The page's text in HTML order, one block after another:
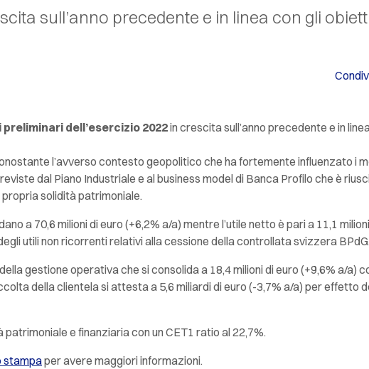
sull’anno precedente e in linea con gli
dell’esercizio 2022in crescita sull’anno precedente e in
l’avverso contesto geopolitico che ha fortemente influenzato i
dal Piano Industriale e al business model di Banca Profilo che è
solidità patrimoniale.
a 70,6 milioni di euro (+6,2% a/a) mentre l’utile netto è pari a 11,1
utili non ricorrenti relativi alla cessione della controllata svizzera BPdG.
gestione operativa che si consolida a 18,4 milioni di euro (+9,6% a/a)
della clientela si attesta a 5,6 miliardi di euro (-3,7% a/a) per effetto
e finanziaria con un CET1 ratio al 22,7%.
stampaper avere maggiori informazioni.